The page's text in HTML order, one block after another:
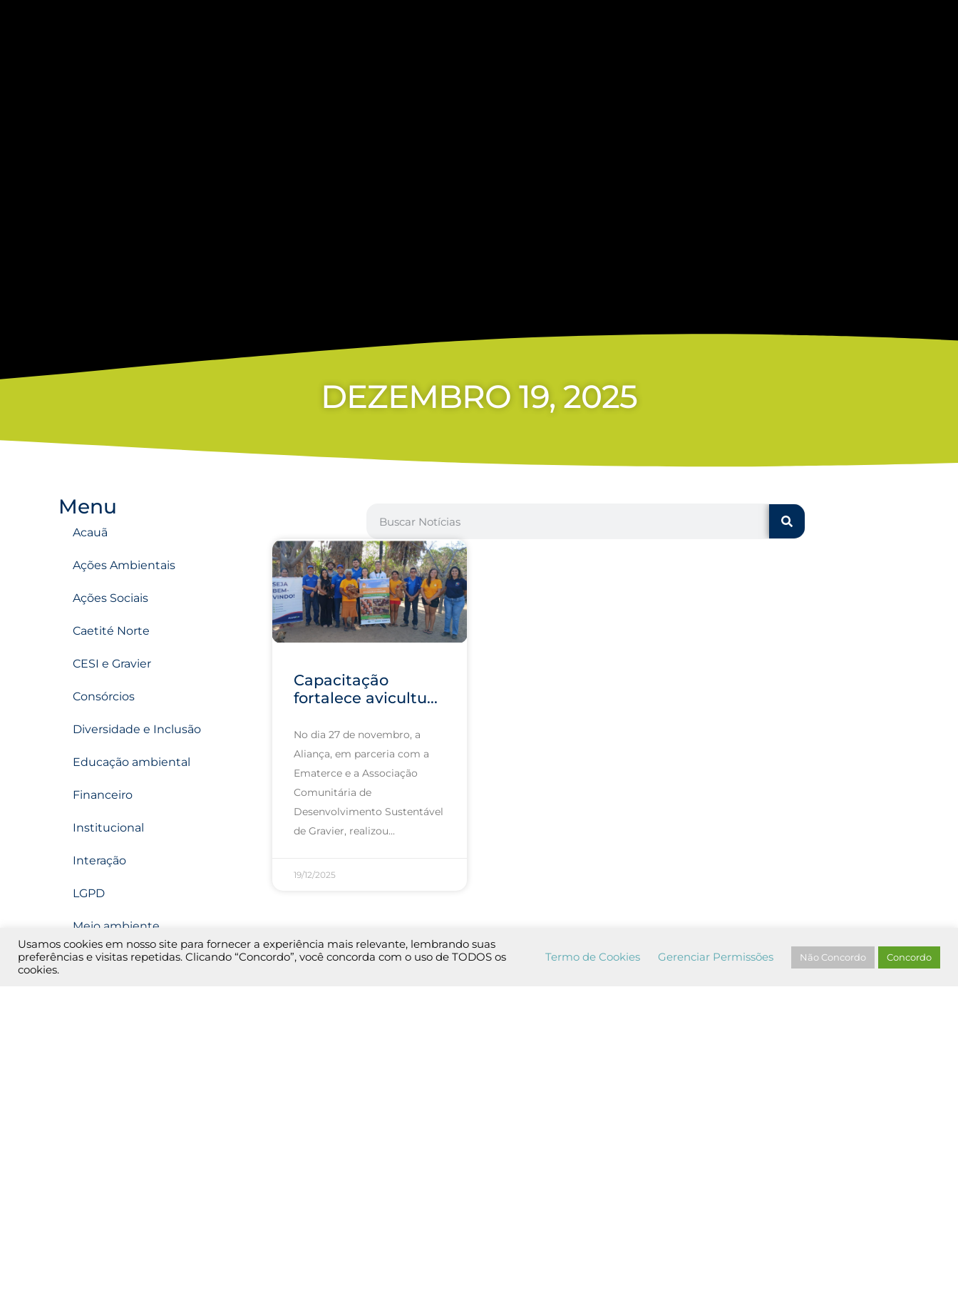
DEZEMBRO 19, 2025
Menu
Acauã
Ações Ambientais
Ações Sociais
Caetité Norte
CESI e Gravier
Consórcios
Diversidade e Inclusão
Educação ambiental
Financeiro
Institucional
Interação
LGPD
Meio ambiente
Nossa Gente
Capacitação
fortalece avicultu...
No dia 27 de novembro, a
Aliança, em parceria com a
Ematerce e a Associação
Comunitária de
Desenvolvimento Sustentável
de Gravier, realizou
19/12/2025
Usamos cookies em nosso site para fornecer a experiência mais relevante, lembrando suas
preferências e visitas repetidas. Clicando “Concordo”, você concorda com o uso de TODOS os
cookies.
Termo de Cookies Gerenciar Permissões Não Concordo Concordo